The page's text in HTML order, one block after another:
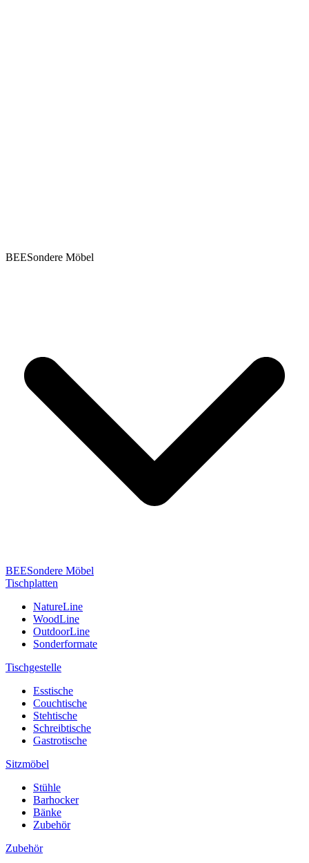
BEESondere Möbel
BEESondere Möbel
Tischplatten
NatureLine
WoodLine
OutdoorLine
Sonderformate
Tischgestelle
Esstische
Couchtische
Stehtische
Schreibtische
Gastrotische
Sitzmöbel
Stühle
Barhocker
Bänke
Zubehör
Zubehör